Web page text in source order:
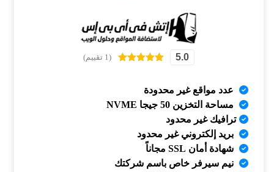
5.0
بناءً على
تقييم عميل
واحد
(1 تقييم)
عدد مواقع غير محدودة
مساحة التخزين 50 جيجا NVME
ترافيك غير محدود
بريد إلكتروني غير محدود
شهادة أمان SSL مجاناً
نيم سيرفر خاص باسم شركتك